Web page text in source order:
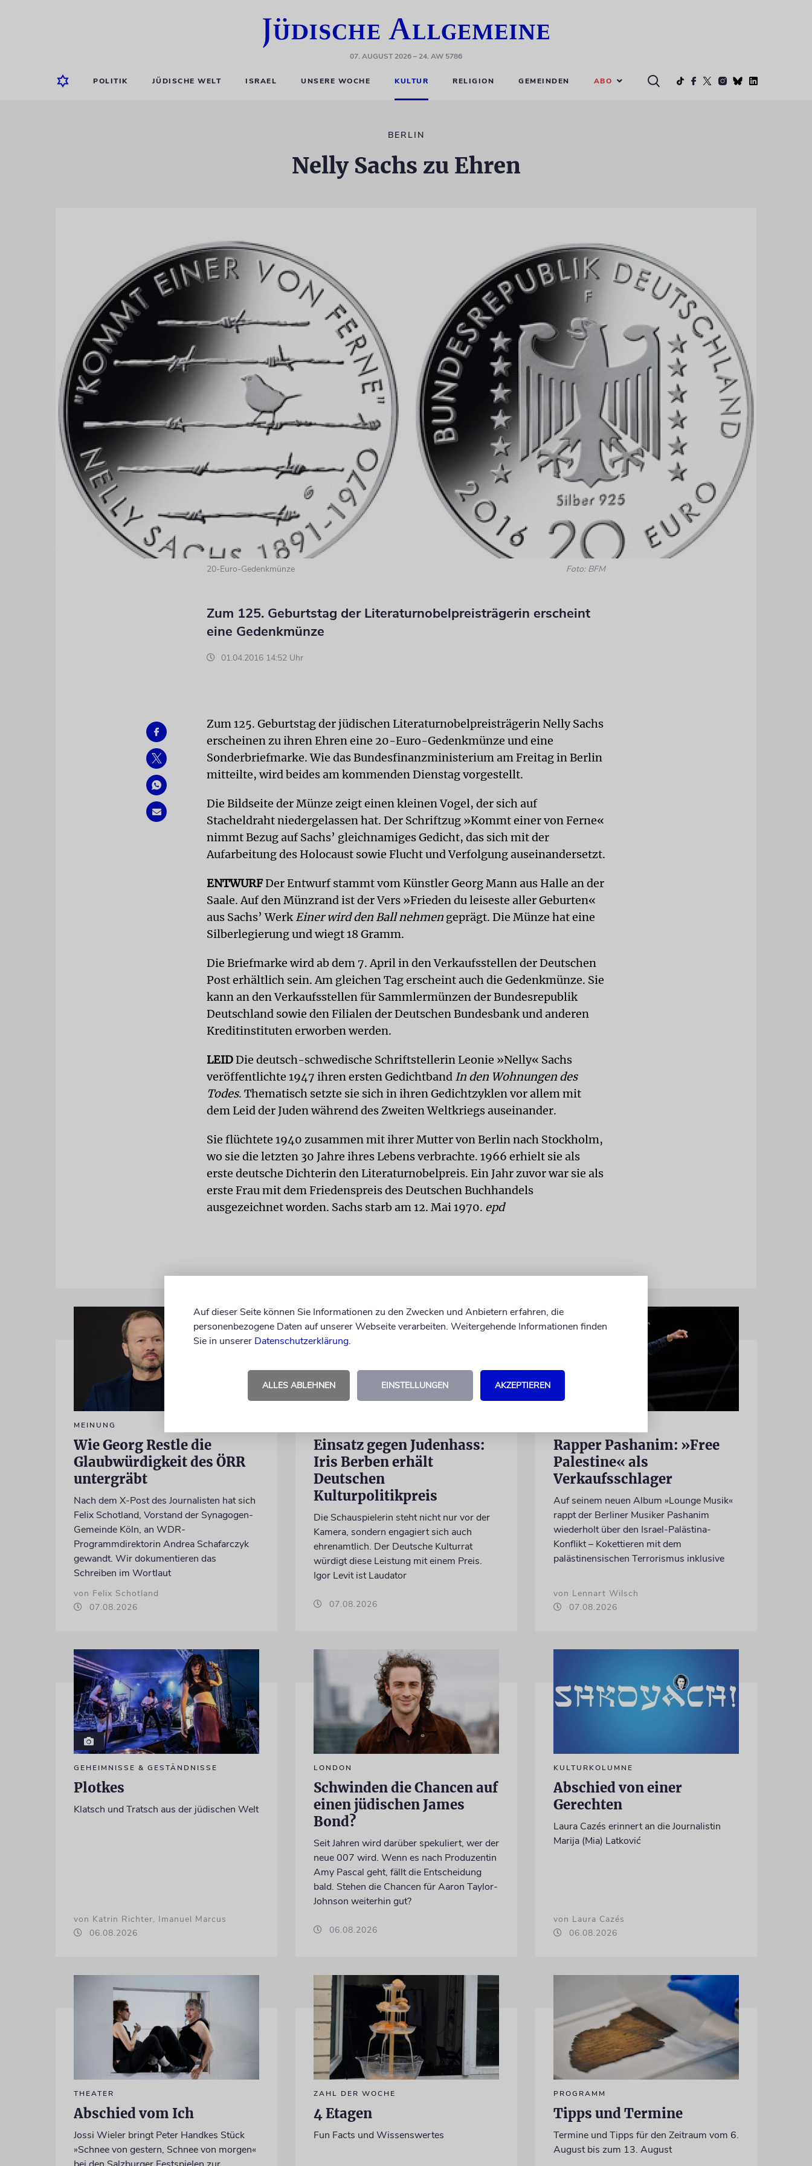
07. AUGUST 2026– 24. AW 5786
POLITIK JÜDISCHE WELT ISRAEL UNSERE WOCHE KULTUR RELIGION GEMEINDEN ABO
BERLIN
Nelly Sachs zu Ehren
20-Euro-Gedenkmünze Foto: BFM
Zum 125. Geburtstag der Literaturnobelpreisträgerin erscheint
eine Gedenkmünze
01.04.2016 14:52 Uhr
Zum 125. Geburtstag der jüdischen Literaturnobelpreisträgerin Nelly Sachs
erscheinen zu ihren Ehren eine 20-Euro-Gedenkmünze und eine
Sonderbriefmarke. Wie das Bundesfinanzministerium am Freitag in Berlin
mitteilte, wird beides am kommenden Dienstag vorgestellt.
Die Bildseite der Münze zeigt einen kleinen Vogel, der sich auf
Stacheldraht niedergelassen hat. Der Schriftzug »Kommt einer von Ferne«
nimmt Bezug auf Sachs’ gleichnamiges Gedicht, das sich mit der
Aufarbeitung des Holocaust sowie Flucht und Verfolgung auseinandersetzt.
ENTWURFDer Entwurf stammt vom Künstler Georg Mann aus Halle an der
Saale. Auf den Münzrand ist der Vers »Frieden du leiseste aller Geburten«
aus Sachs’ WerkEiner wird den Ball nehmen geprägt. Die Münze hat eine
Silberlegierung und wiegt 18 Gramm.
Die Briefmarke wird ab dem 7. April in den Verkaufsstellen der Deutschen
Post erhältlich sein. Am gleichen Tag erscheint auch die Gedenkmünze. Sie
kann an den Verkaufsstellen für Sammlermünzen der Bundesrepublik
Deutschland sowie den Filialen der Deutschen Bundesbank und anderen
Kreditinstituten erworben werden.
LEIDDie deutsch-schwedische Schriftstellerin Leonie »Nelly« Sachs
veröffentlichte 1947 ihren ersten Gedichtband In den Wohnungen des
Todes. Thematisch setzte sie sich in ihren Gedichtzyklen vor allem mit
dem Leid der Juden während des Zweiten Weltkriegs auseinander.
Sie flüchtete 1940 zusammen mit ihrer Mutter von Berlin nach Stockholm,
wo sie die letzten 30 Jahre ihres Lebens verbrachte. 1966 erhielt sie als
erste deutsche Dichterin den Literaturnobelpreis. Ein Jahr zuvor war sie als
erste Frau mit dem Friedenspreis des Deutschen Buchhandels
ausgezeichnet worden. Sachs starb am 12. Mai 1970. epd
MEINUNG
Wie Georg Restle die
Glaubwürdigkeit des ÖRR
untergräbt
Nach dem X-Post des Journalisten hat sich
Felix Schotland, Vorstand der Synagogen-
Gemeinde Köln, an WDR-
Programmdirektorin Andrea Schafarczyk
gewandt. Wir dokumentieren das
Schreiben im Wortlaut
von Felix Schotland
07.08.2026
Einsatz gegen Judenhass:
Iris Berben erhält
Deutschen
Kulturpolitikpreis
Die Schauspielerin steht nicht nur vor der
Kamera, sondern engagiert sich auch
ehrenamtlich. Der Deutsche Kulturrat
würdigt diese Leistung mit einem Preis.
Igor Levit ist Laudator
07.08.2026
Rapper Pashanim: »Free
Palestine« als
Verkaufsschlager
Auf seinem neuen Album »Lounge Musik«
rappt der Berliner Musiker Pashanim
wiederholt über den Israel-Palästina-
Konflikt – Kokettieren mit dem
palästinensischen Terrorismus inklusive
von Lennart Wilsch
07.08.2026
GEHEIMNISSE & GESTÄNDNISSE
Plotkes
Klatsch und Tratsch aus der jüdischen Welt
von Katrin Richter, Imanuel Marcus
06.08.2026
LONDON
Schwinden die Chancen auf
einen jüdischen James
Bond?
Seit Jahren wird darüber spekuliert, wer der
neue 007 wird. Wenn es nach Produzentin
Amy Pascal geht, fällt die Entscheidung
bald. Stehen die Chancen für Aaron Taylor-
Johnson weiterhin gut?
06.08.2026
KULTURKOLUMNE
Abschied von einer
Gerechten
Laura Cazés erinnert an die Journalistin
Marija (Mia) Latković
von Laura Cazés
06.08.2026
THEATER
Abschied vom Ich
Jossi Wieler bringt Peter Handkes Stück
»Schnee von gestern, Schnee von morgen«
ZAHL DER WOCHE
4 Etagen
Fun Facts und Wissenswertes
PROGRAMM
Tipps und Termine
Termine und Tipps für den Zeitraum vom 6.
August bis zum 13. August
Auf dieser Seite können Sie Informationen zu den Zwecken und Anbietern erfahren, die
personenbezogene Daten auf unserer Webseite verarbeiten. Weitergehende Informationen finden
Sie in unserer Datenschutzerklärung.
ALLES ABLEHNEN EINSTELLUNGEN AKZEPTIEREN